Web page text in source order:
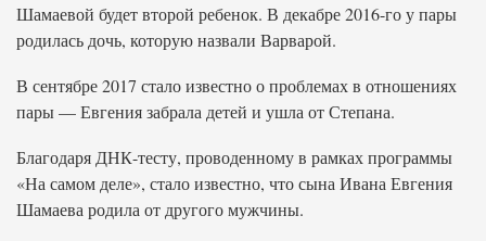
Шамаевой будет второй ребенок. В декабре 2016-го у пары
родилась дочь, которую назвали Варварой.
В сентябре 2017 стало известно о проблемах в отношениях
пары — Евгения забрала детей и ушла от Степана.
Благодаря ДНК-тесту, проводенному в рамках программы
«На самом деле», стало известно, что сына Ивана Евгения
Шамаева родила от другого мужчины.